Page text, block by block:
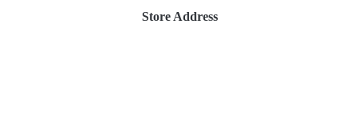
Store Address